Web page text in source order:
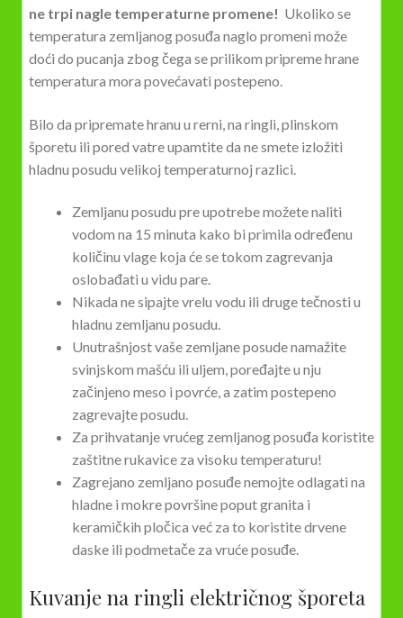
ne trpi nagle temperaturne promene! Ukoliko se
temperatura zemljanog posuđa naglo promeni može
doći do pucanja zbog čega se prilikom pripreme hrane
temperatura mora povećavati postepeno.
Bilo da pripremate hranu u rerni, na ringli, plinskom
šporetu ili pored vatre upamtite da ne smete izložiti
hladnu posudu velikoj temperaturnoj razlici.
Zemljanu posudu pre upotrebe možete naliti
vodom na 15 minuta kako bi primila određenu
količinu vlage koja će se tokom zagrevanja
oslobađati u vidu pare.
Nikada ne sipajte vrelu vodu ili druge tečnosti u
hladnu zemljanu posudu.
Unutrašnjost vaše zemljane posude namažite
svinjskom mašću ili uljem, poređajte u nju
začinjeno meso i povrće, a zatim postepeno
zagrevajte posudu.
Za prihvatanje vrućeg zemljanog posuđa koristite
zaštitne rukavice za visoku temperaturu!
Zagrejano zemljano posuđe nemojte odlagati na
hladne i mokre površine poput granita i
keramičkih pločica već za to koristite drvene
daske ili podmetače za vruće posuđe.
Kuvanje na ringli električnog šporeta